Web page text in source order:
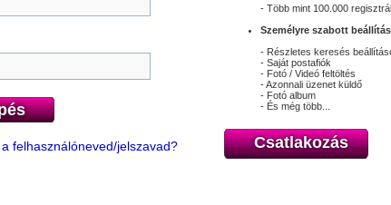
felhasználóneved/jelszavad?
- Több mint 100.000
Személyre szabott
- Részletes keresés
- Saját postafiók
- Fotó / Videó feltöltés
- Azonnali üzenet küldő
- Fotó album
- És még több...
Csatlakozás